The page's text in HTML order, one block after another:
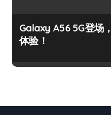
Galaxy A56 5G登场
体验！